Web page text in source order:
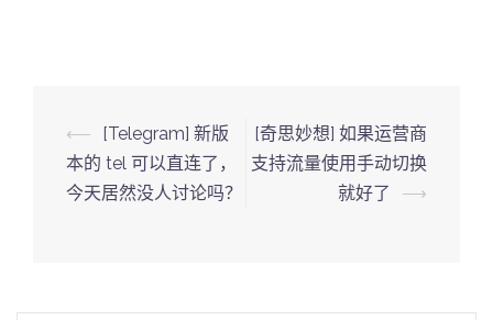
Post
navigation
⟵
[Telegram] 新版
本的 tel 可以直连了，
今天居然没人讨论吗？
[奇思妙想] 如果运营商
支持流量使用手动切换
就好了
⟶